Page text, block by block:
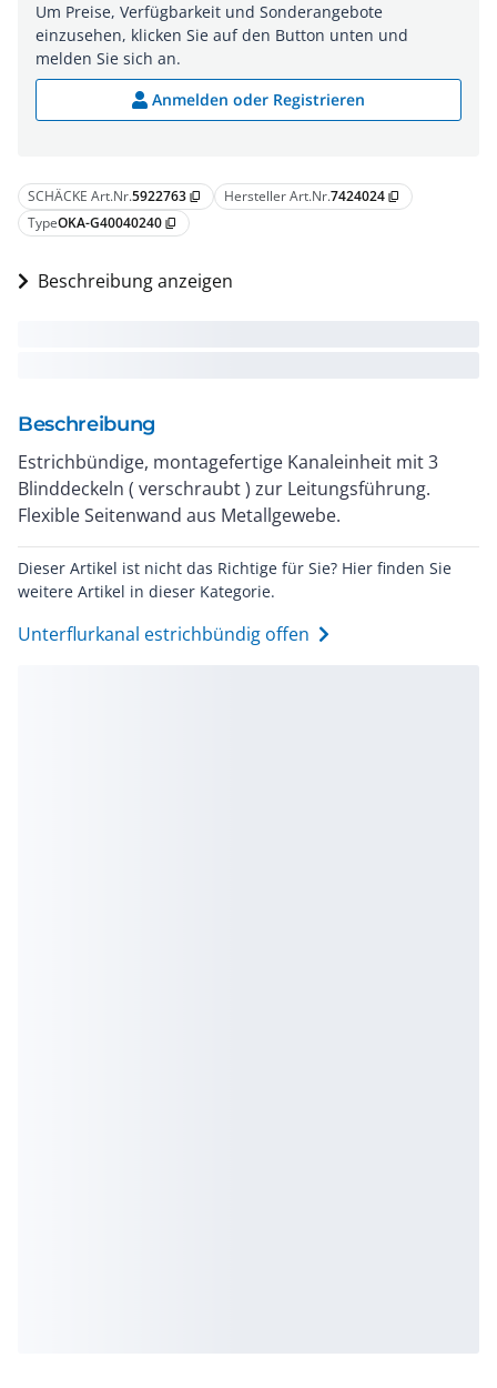
SCHÄCKE Art.Nr.5922763 content_copy Hersteller Art.Nr.7424024 content_copy
TypeOKA-G40040240 content_copy
Beschreibung anzeigen
Beschreibung
Estrichbündige, montagefertige Kanaleinheit mit 3
Blinddeckeln ( verschraubt ) zur Leitungsführung.
Flexible Seitenwand aus Metallgewebe.
Dieser Artikel ist nicht das Richtige für Sie? Hier finden Sie
weitere Artikel in dieser Kategorie.
Unterflurkanal estrichbündig offen
Um Preise, Verfügbarkeit und Sonderangebote
einzusehen, klicken Sie auf den Button unten und
melden Sie sich an.
Anmelden oder Registrieren